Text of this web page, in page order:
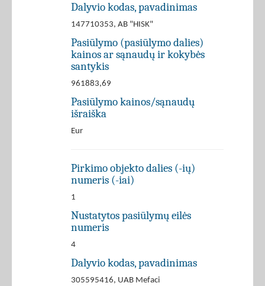
Dalyvio kodas, pavadinimas
147710353, AB "HISK"
Pasiūlymo (pasiūlymo dalies)
kainos ar sąnaudų ir kokybės
santykis
961883,69
Pasiūlymo kainos/sąnaudų
išraiška
Eur
Pirkimo objekto dalies (-ių)
numeris (-iai)
1
Nustatytos pasiūlymų eilės
numeris
4
Dalyvio kodas, pavadinimas
305595416, UAB Mefaci